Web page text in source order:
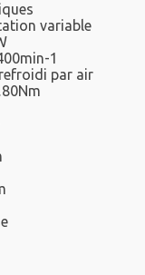
variable
1
par air